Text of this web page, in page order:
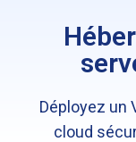
Déployez un
cloud